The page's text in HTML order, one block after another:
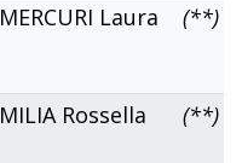
MERCURI Laura (**)
MILIA Rossella (**)